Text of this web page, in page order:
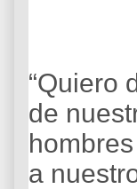
“Quiero
de
a